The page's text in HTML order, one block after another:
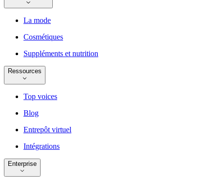
La mode
Cosmétiques
Suppléments et nutrition
Ressources
Top voices
Blog
Entrepôt virtuel
Intégrations
Enterprise